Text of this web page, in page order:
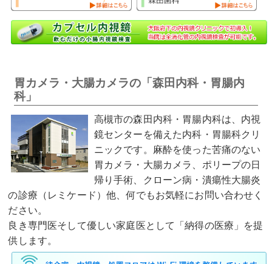
胃カメラ・大腸カメラの「森田内科・胃腸内
科」
高槻市の森田内科・胃腸内科は、内視
鏡センターを備えた内科・胃腸科クリ
ニックです。麻酔を使った苦痛のない
胃カメラ・大腸カメラ、ポリープの日
帰り手術、クローン病・潰瘍性大腸炎
の診療（レミケード）他、何でもお気軽にお問い合わせく
ださい。
良き専門医そして優しい家庭医として「納得の医療」を提
供します。